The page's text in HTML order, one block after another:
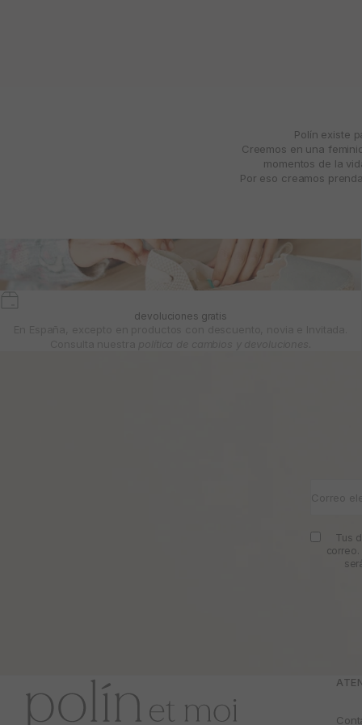
Polín existe
Creemos en una
momentos de la
Por eso creamos
devoluciones gratis
Tus